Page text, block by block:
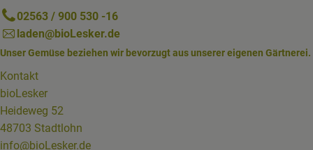
02563 / 900 530 -16
laden@bioLesker.de
Unser Gemüse beziehen wir bevorzugt aus unserer eigenen Gärtnerei.
Kontakt
bioLesker
Heideweg 52
48703 Stadtlohn
info@bioLesker.de